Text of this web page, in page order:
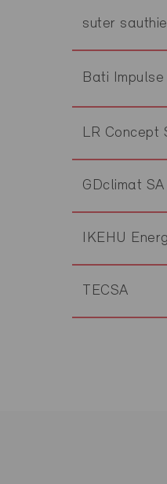
suter
Bati
LR Concept
GDclimat SA
IKEHU
TECSA